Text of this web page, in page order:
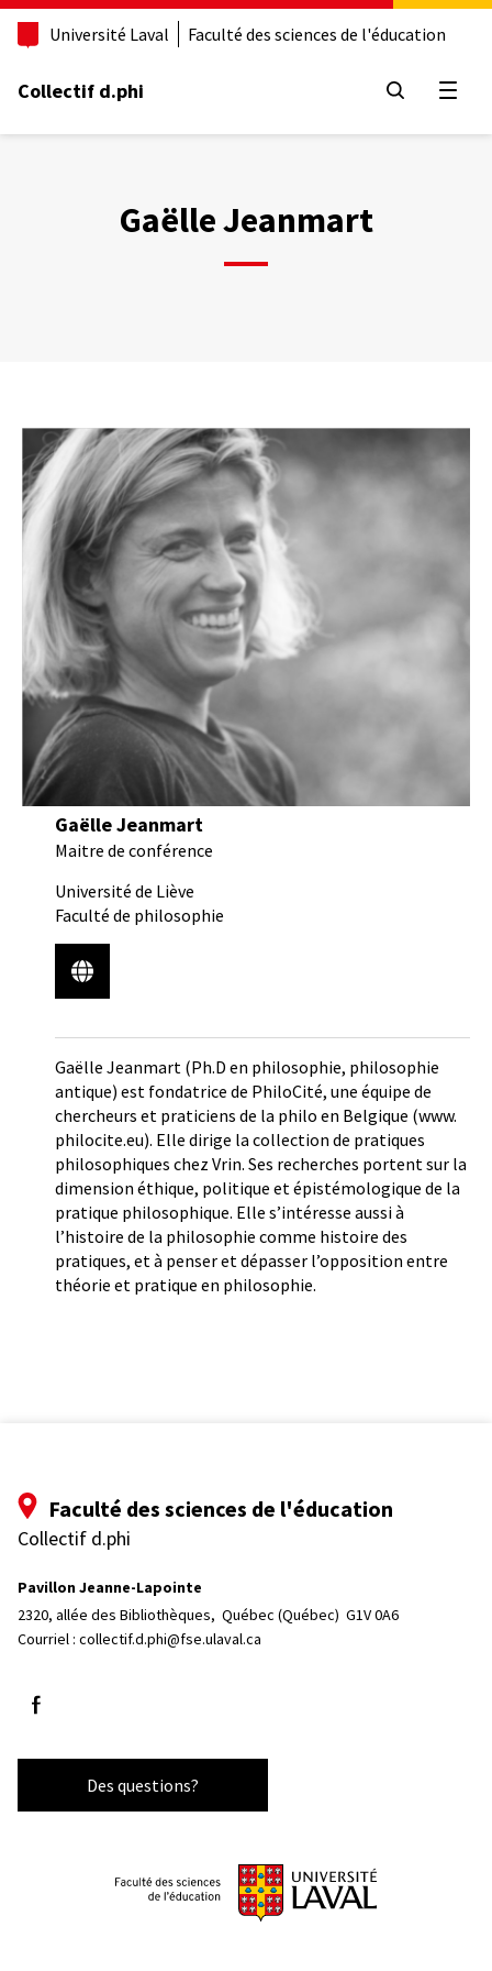
Aller
principal
Université Laval Faculté des sciences de l'éducation
Collectif d.phi
Gaëlle Jeanmart
Gaëlle Jeanmart
Maitre de conférence
Université de Liève
Faculté de philosophie
Gaëlle Jeanmart (Ph.D en philosophie, philosophie
antique) est fondatrice de PhiloCité, une équipe de
chercheurs et praticiens de la philo en Belgique (www.
philocite.eu). Elle dirige la collection de pratiques
philosophiques chez Vrin. Ses recherches portent sur la
dimension éthique, politique et épistémologique de la
pratique philosophique. Elle s’intéresse aussi à
l’histoire de la philosophie comme histoire des
pratiques, et à penser et dépasser l’opposition entre
théorie et pratique en philosophie.
Faculté des sciences de l'éducation
Collectif d.phi
Pavillon Jeanne-Lapointe
2320, allée des Bibliothèques, Québec (Québec)  G1V 0A6
Courriel : collectif.d.phi@fse.ulaval.ca
Suivez-nous sur Facebook
Des questions?